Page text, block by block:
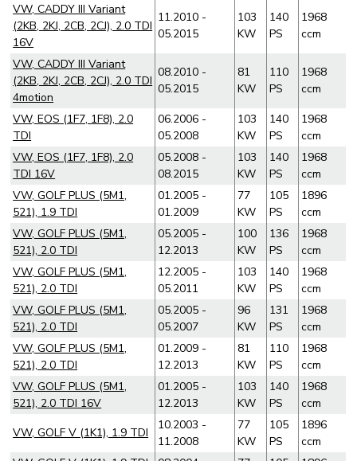
VW, CADDY III Variant
(2KB, 2KJ, 2CB, 2CJ), 2.0 TDI
16V
11.2010 -
05.2015
103
KW
140
PS
1968
ccm
VW, CADDY III Variant
(2KB, 2KJ, 2CB, 2CJ), 2.0 TDI
4motion
08.2010 -
05.2015
81
KW
110
PS
1968
ccm
VW, EOS (1F7, 1F8), 2.0
TDI
06.2006 -
05.2008
103
KW
140
PS
1968
ccm
VW, EOS (1F7, 1F8), 2.0
TDI 16V
05.2008 -
08.2015
103
KW
140
PS
1968
ccm
VW, GOLF PLUS (5M1,
521), 1.9 TDI
01.2005 -
01.2009
77
KW
105
PS
1896
ccm
VW, GOLF PLUS (5M1,
521), 2.0 TDI
05.2005 -
12.2013
100
KW
136
PS
1968
ccm
VW, GOLF PLUS (5M1,
521), 2.0 TDI
12.2005 -
05.2011
103
KW
140
PS
1968
ccm
VW, GOLF PLUS (5M1,
521), 2.0 TDI
05.2005 -
05.2007
96
KW
131
PS
1968
ccm
VW, GOLF PLUS (5M1,
521), 2.0 TDI
01.2009 -
12.2013
81
KW
110
PS
1968
ccm
VW, GOLF PLUS (5M1,
521), 2.0 TDI 16V
01.2005 -
12.2013
103
KW
140
PS
1968
ccm
VW, GOLF V (1K1), 1.9 TDI
10.2003 -
11.2008
77
KW
105
PS
1896
ccm